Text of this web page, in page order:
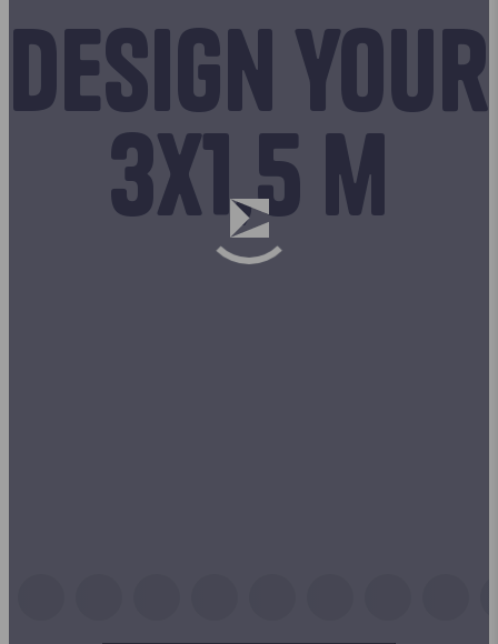
Design your
3x1,5 m